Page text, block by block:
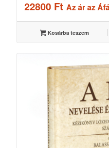
22800 Ft Az ár az
Kosárba teszem